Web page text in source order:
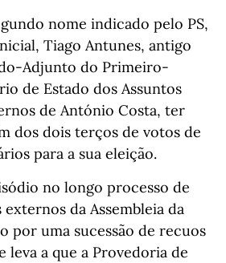
nome indicado pelo PS,
Tiago Antunes, antigo
Adjunto do Primeiro-
de Estado dos Assuntos
de António Costa, ter
dos dois terços de votos de
para a sua eleição.
no longo processo de
da Assembleia da
por uma sucessão de recuos
leva a que a Provedoria de